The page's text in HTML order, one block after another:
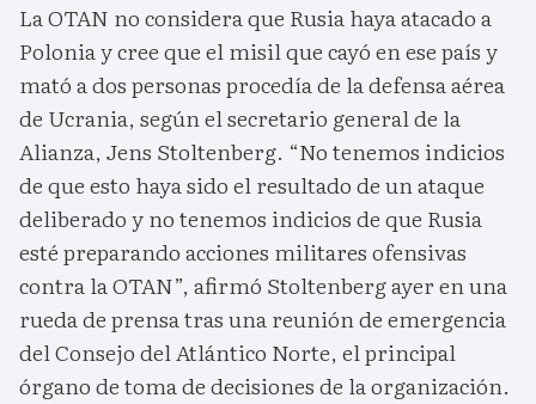
La OTAN no considera que Rusia haya atacado a
Polonia y cree que el misil que cayó en ese país y
mató a dos personas procedía de la defensa aérea
de Ucrania, según el secretario general de la
Alianza, Jens Stoltenberg. “No tenemos indicios
de que esto haya sido el resultado de un ataque
deliberado y no tenemos indicios de que Rusia
esté preparando acciones militares ofensivas
contra la OTAN”, afirmó Stoltenberg ayer en una
rueda de prensa tras una reunión de emergencia
del Consejo del Atlántico Norte, el principal
órgano de toma de decisiones de la organización.